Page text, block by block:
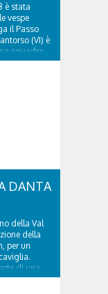
è stata
vespe
il Passo
(VI) è
squadra
DANTA
della Val
della
per un
di una